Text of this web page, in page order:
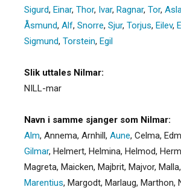
Sigurd, Einar, Thor, Ivar, Ragnar, Tor,
Åsmund, Alf, Snorre, Sjur, Torjus, Eilev,
Sigmund, Torstein, Egil
Slik uttales Nilmar:
NILL-mar
Navn i samme sjanger som Nilmar:
Alm, Annema, Arnhill, Aune, Celma,
Gilmar, Helmert, Helmina, Helmod,
Magreta, Maicken, Majbrit, Majvor, Malla,
Marentius, Margodt, Marlaug, Marthon,